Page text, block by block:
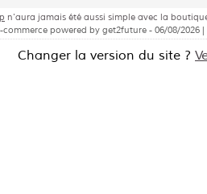
n'aura jamais été aussi simple avec la
powered by get2future - 06/08/2026 |
Changer la version du site ?